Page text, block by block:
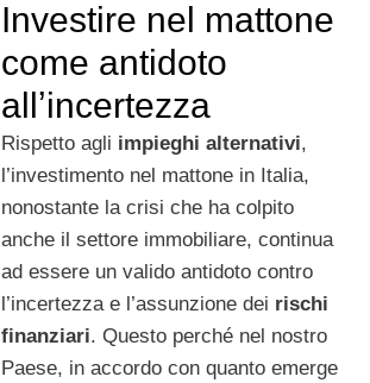
Investire nel mattone
come antidoto
allʼincertezza
Rispetto agli impieghi alternativi,
l’investimento nel mattone in Italia,
nonostante la crisi che ha colpito
anche il settore immobiliare, continua
ad essere un valido antidoto contro
l’incertezza e l’assunzione dei rischi
finanziari. Questo perché nel nostro
Paese, in accordo con quanto emerge